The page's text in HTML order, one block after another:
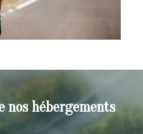
nos hébergements